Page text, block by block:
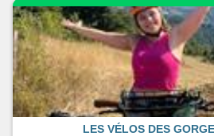
LES VÉLOS DES